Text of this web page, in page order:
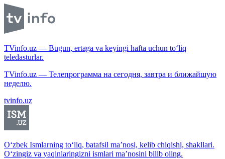
TVinfo.uz — Bugun, ertaga va keyingi hafta uchun to‘liq
teledasturlar.
TVinfo.uz — Телепрограмма на сегодня, завтра и ближайшую
неделю.
tvinfo.uz
O‘zbek Ismlarning to‘liq, batafsil ma’nosi, kelib chiqishi, shakllari.
O‘zingiz va yaqinlaringizni ismlari ma’nosini bilib oling.